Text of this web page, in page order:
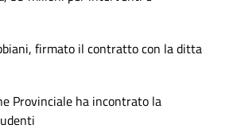
firmato il contratto con la ditta
Provinciale ha incontrato la